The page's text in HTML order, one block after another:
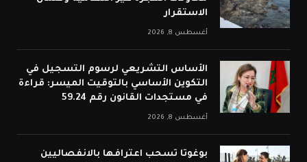
الاستقرار
أغسطس 8, 2026
الأساس التشريعي لرسوم التسجيل في
التكوين الأساسي بالتوقيت الميسر: قراءة
في مستجدات القانون رقم 59.24
أغسطس 8, 2026
بوغوتا تسحب اعترافها بالانفصاليين